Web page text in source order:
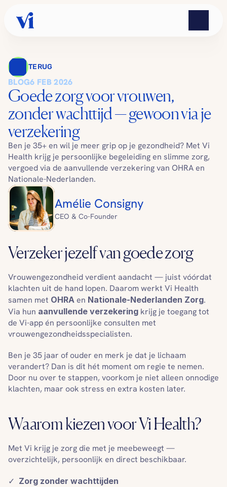
TERUG
BLOG6 FEB 2026
Goede zorg voor vrouwen,
zonder wachttijd — gewoon via je
verzekering
Ben je 35+ en wil je meer grip op je gezondheid? Met Vi
Health krijg je persoonlijke begeleiding en slimme zorg,
vergoed via de aanvullende verzekering van OHRA en
Nationale-Nederlanden.
Amélie Consigny
CEO & Co-Founder
Verzeker jezelf van goede zorg
Vrouwengezondheid verdient aandacht — juist vóórdat
klachten uit de hand lopen. Daarom werkt Vi Health
samen met OHRA en Nationale-Nederlanden Zorg.
Via hun aanvullende verzekering krijg je toegang tot
de Vi-app én persoonlijke consulten met
vrouwengezondheidsspecialisten.
Ben je 35 jaar of ouder en merk je dat je lichaam
verandert? Dan is dit hét moment om regie te nemen.
Door nu over te stappen, voorkom je niet alleen onnodige
klachten, maar ook stress en extra kosten later.
Waarom kiezen voor Vi Health?
Met Vi krijg je zorg die met je meebeweegt —
overzichtelijk, persoonlijk en direct beschikbaar.
✓ Zorg zonder wachttijden